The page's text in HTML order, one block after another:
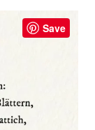
Save